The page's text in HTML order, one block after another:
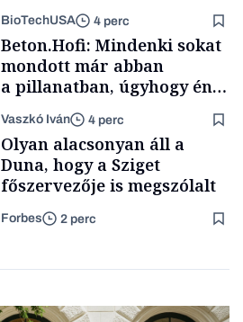
BioTechUSA 4 perc
Beton.Hofi: Mindenki sokat
mondott már abban
a pillanatban, úgyhogy én
a legsarkosabb
gondolataimat akartam
kimondani
Vaszkó Iván 4 perc
Olyan alacsonyan áll a
Duna, hogy a Sziget
főszervezője is megszólalt
Forbes 2 perc